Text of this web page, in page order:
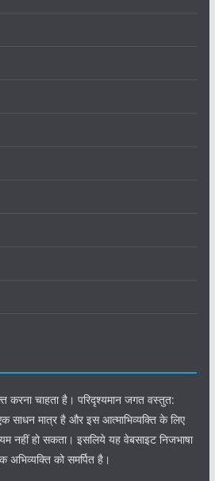
करना चाहता है। परिदृश्यमान जगत वस्तुत:
साधन मात्र है और इस आत्माभिव्यक्ति के लिए
नहीं हो सकता। इसलिये यह वेबसाइट निजभाषा
अभिव्यक्ति को समर्पित है।